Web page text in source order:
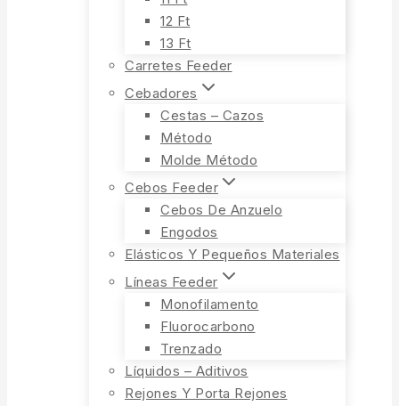
12 Ft
13 Ft
Carretes Feeder
Cebadores
Cestas – Cazos
Método
Molde Método
Cebos Feeder
Cebos De Anzuelo
Engodos
Elásticos Y Pequeños Materiales
Líneas Feeder
Monofilamento
Fluorocarbono
Trenzado
Líquidos – Aditivos
Rejones Y Porta Rejones